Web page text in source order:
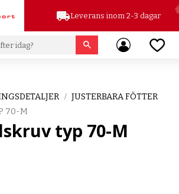
local_shippingLeverans inom 2-3 dagar
JUSTERBARA FÖTTER
70-M
typ 70-M